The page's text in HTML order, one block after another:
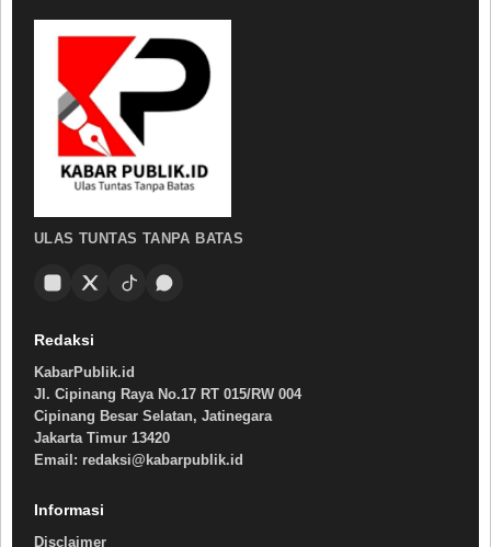
ULAS TUNTAS TANPA BATAS
Redaksi
KabarPublik.id
Jl. Cipinang Raya No.17 RT 015/RW 004
Cipinang Besar Selatan, Jatinegara
Jakarta Timur 13420
Email: redaksi@kabarpublik.id
Informasi
Disclaimer